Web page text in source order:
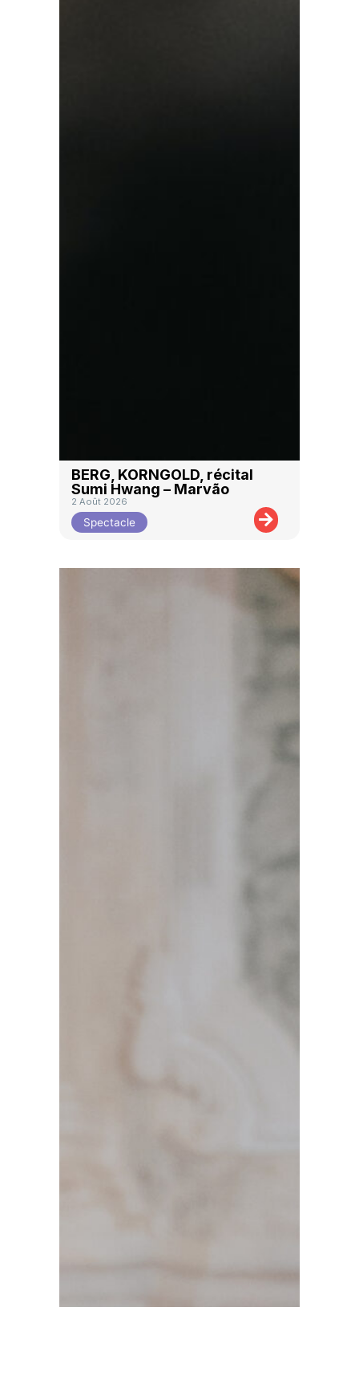
BERG, KORNGOLD, récital
Sumi Hwang – Marvão
2 Août 2026
Spectacle